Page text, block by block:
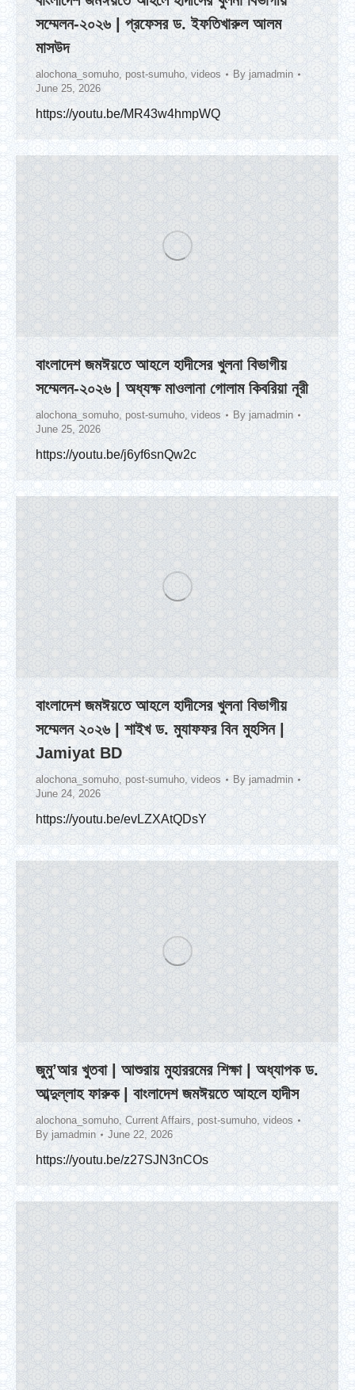
সম্মেলন-২০২৬ | প্রফেসর ড. ইফতিখারুল আলম
মাসউদ
alochona_somuho, post-sumuho, videos By jamadmin
June 25, 2026
https://youtu.be/MR43w4hmpWQ
বাংলাদেশ জমঈয়তে আহলে হাদীসের খুলনা বিভাগীয়
সম্মেলন-২০২৬ | অধ্যক্ষ মাওলানা গোলাম কিবরিয়া নূরী
alochona_somuho, post-sumuho, videos By jamadmin
June 25, 2026
https://youtu.be/j6yf6snQw2c
বাংলাদেশ জমঈয়তে আহলে হাদীসের খুলনা বিভাগীয়
সম্মেলন ২০২৬ | শাইখ ড. মুযাফফর বিন মুহসিন |
Jamiyat BD
alochona_somuho, post-sumuho, videos By jamadmin
June 24, 2026
https://youtu.be/evLZXAtQDsY
জুমু’আর খুতবা | আশুরায় মুহাররমের শিক্ষা | অধ্যাপক ড.
আব্দুল্লাহ ফারুক | বাংলাদেশ জমঈয়তে আহলে হাদীস
alochona_somuho, Current Affairs, post-sumuho, videos
By jamadmin June 22, 2026
https://youtu.be/z27SJN3nCOs